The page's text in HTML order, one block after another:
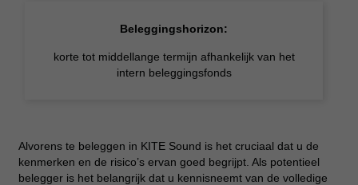
Beleggingshorizon:
korte tot middellange termijn afhankelijk van het
intern beleggingsfonds
Alvorens te beleggen in KITE Sound is het cruciaal dat u de
kenmerken en de risico’s ervan goed begrijpt. Als potentieel
belegger is het belangrijk dat u kennisneemt van de volledige